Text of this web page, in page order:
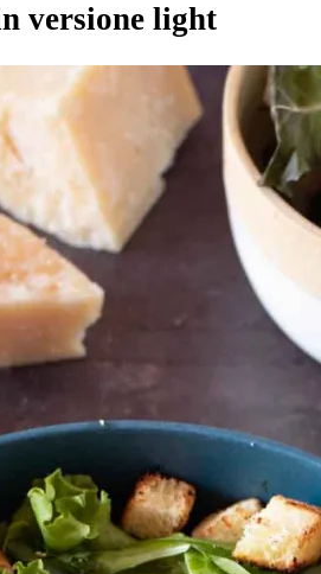
versione light